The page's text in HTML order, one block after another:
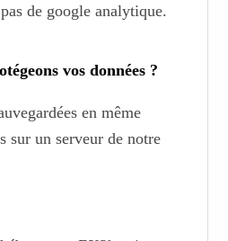
de google analytique.
vos données ?
en même
sur un serveur de notre